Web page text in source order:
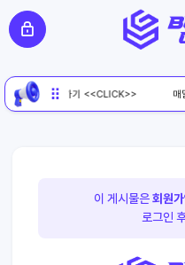
이백 신청하러가기 <<CLICK>> 매
이 게시물은회원
로그인